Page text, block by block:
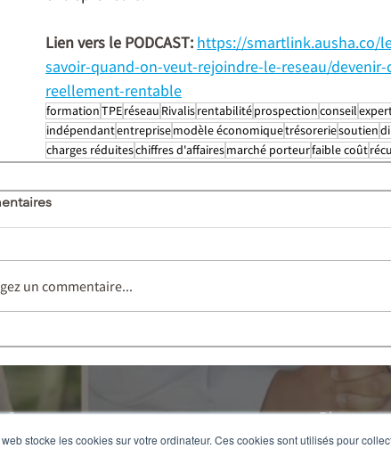
stocke les cookies sur votre ordinateur. Ces cookies sont utilisés pour
Lien vers le PODCAST: https://smartlink.ausha.co/
savoir-quand-on-veut-rejoindre-le-reseau/
reellement-rentable
formationTPEréseau Rivalisrentabilitéprospectionconseil
indépendantentreprisemodèle économiquetrésoreriesoutien
charges réduiteschiffres d'affairesmarché porteurfaible coût
un commentaire...
Contactez-nous
Mentions légales
Blog